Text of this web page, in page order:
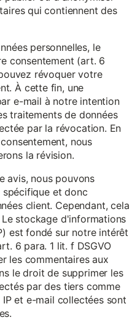
qui contiennent des
personnelles, le
consentement (art. 6
révoquer votre
À cette fin, une
e-mail à notre intention
traitements de données
par la révocation. En
nous
la révision.
avis, nous pouvons
et donc
client. Cependant, cela
stockage d'informations
est fondé sur notre intérêt
6 para. 1 lit. f DSGVO
les commentaires aux
le droit de supprimer les
par des tiers comme
et e-mail collectées sont